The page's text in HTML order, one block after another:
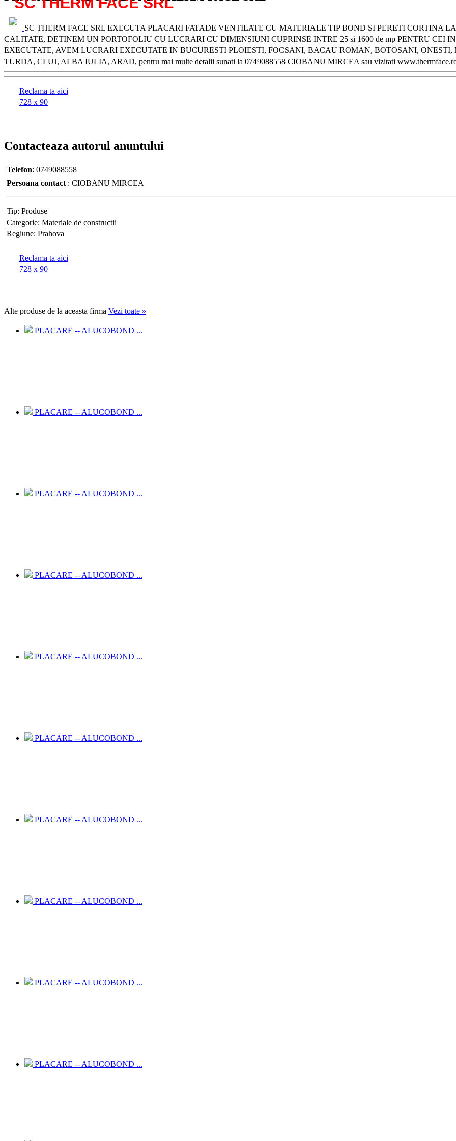
SC THERM FACE SRL EXECUTA PLACARI FATADE VENTILATE CU MATERIALE TIP BOND SI PERETI CORTINA
CALITATE, DETINEM UN PORTOFOLIU CU LUCRARI CU DIMENSIUNI CUPRINSE INTRE 25 si 1600 de mp PENTRU CEI
EXECUTATE, AVEM LUCRARI EXECUTATE IN BUCURESTI PLOIESTI, FOCSANI, BACAU ROMAN, BOTOSANI,
TURDA, CLUJ, ALBA IULIA, ARAD, pentru mai multe detalii sunati la 0749088558 CIOBANU MIRCEA sau vizitati
Reclama ta aici
728 x 90
Contacteaza autorul anuntului
Telefon: 0749088558
Persoana contact : CIOBANU MIRCEA
Tip: Produse
Categorie: Materiale de constructii
Regiune: Prahova
Reclama ta aici
728 x 90
Alte produse de la aceasta firma Vezi toate »
PLACARE -- ALUCOBOND ...
PLACARE -- ALUCOBOND ...
PLACARE -- ALUCOBOND ...
PLACARE -- ALUCOBOND ...
PLACARE -- ALUCOBOND ...
PLACARE -- ALUCOBOND ...
PLACARE -- ALUCOBOND ...
PLACARE -- ALUCOBOND ...
PLACARE -- ALUCOBOND ...
PLACARE -- ALUCOBOND ...